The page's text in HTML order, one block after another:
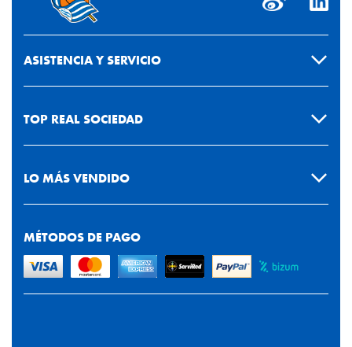
ASISTENCIA Y SERVICIO
TOP REAL SOCIEDAD
LO MÁS VENDIDO
MÉTODOS DE PAGO